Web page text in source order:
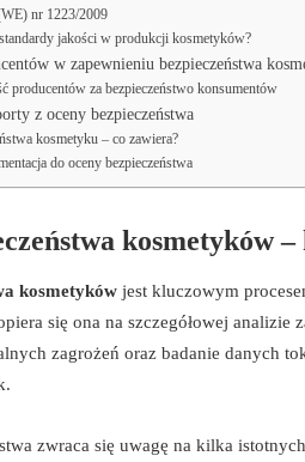
nr 1223/2009
jakości w produkcji kosmetyków?
w zapewnieniu bezpieczeństwa
producentów za bezpieczeństwo konsumentów
z oceny bezpieczeństwa
kosmetyku – co zawiera?
do oceny bezpieczeństwa
kosmetyków
kosmetyków jest kluczowym
się ona na szczegółowej
zagrożeń oraz badanie danych
zwraca się uwagę na kilka